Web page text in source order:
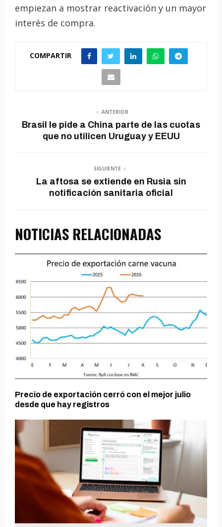
empiezan a mostrar reactivación y un mayor
interés de compra.
COMPARTIR
ANTERIOR
Brasil le pide a China parte de las cuotas
que no utilicen Uruguay y EEUU
SIGUIENTE
La aftosa se extiende en Rusia sin
notificación sanitaria oficial
NOTICIAS RELACIONADAS
Precio de exportación cerró con el mejor julio
desde que hay registros